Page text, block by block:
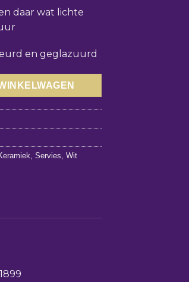
daar wat lichte
en geglazuurd
,Servies ,Wit